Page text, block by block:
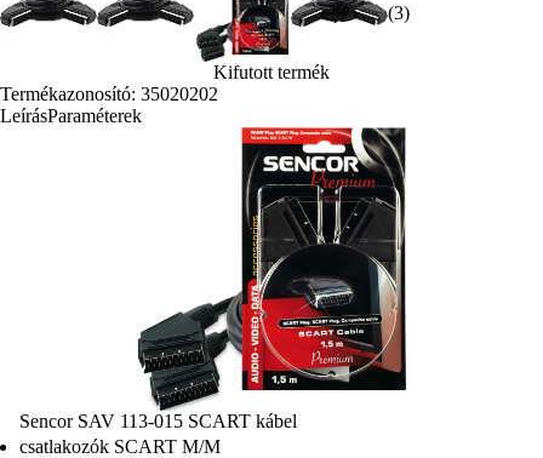
(3)
Kifutott termék
Termékazonosító: 35020202
LeírásParaméterek
Sencor SAV 113-015 SCART kábel
csatlakozók SCART M/M